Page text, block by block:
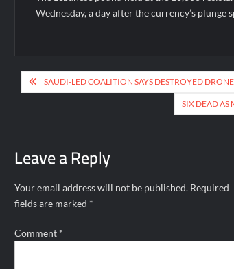
Wednesday, a day after the currency’s plunge
Post
navigation
SAUDI-LED COALITION SAYS DESTROYED
SIX DEAD AS
Leave a Reply
Your email address will not be published. Required
fields are marked *
Comment *